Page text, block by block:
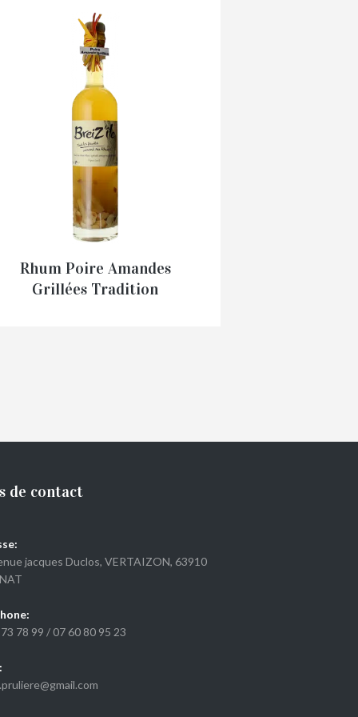
Rhum Poire Amandes
Grillées Tradition
de contact
jacques Duclos, VERTAIZON, 63910
78 99 / 07 60 80 95 23